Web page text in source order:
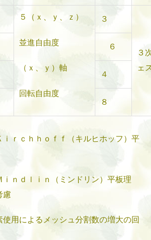
５（ｘ、ｙ、ｚ）
並進自由度
（ｘ、ｙ）軸
回転自由度
３
３
ェ
６
４
８
ｃｈｈｏｆｆ（キルヒホッフ）平
ｎ（ミンドリン）平板理
用によるメッシュ分割数の増大の回